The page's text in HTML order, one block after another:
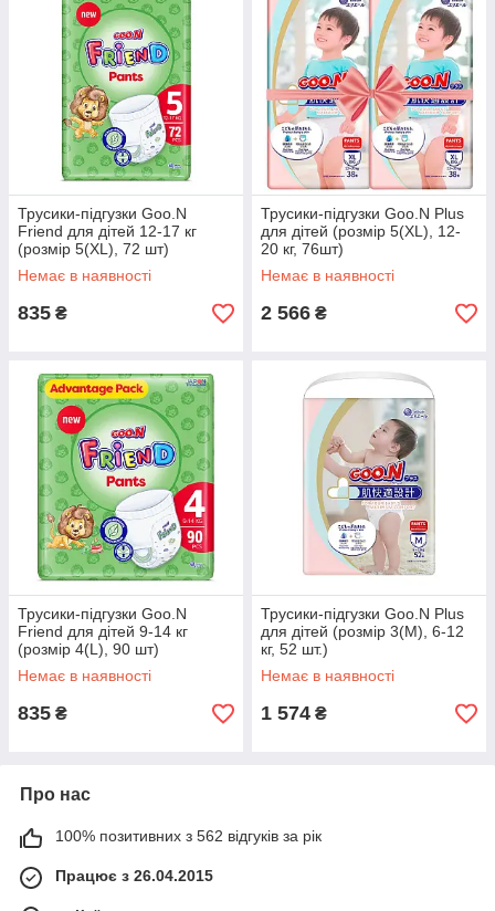
Трусики-підгузки Goo.N
Friend для дітей 12-17 кг
(розмір 5(XL), 72 шт)
Немає в наявності
835 ₴
Трусики-підгузки Goo.N Plus
для дітей (розмір 5(XL), 12-
20 кг, 76шт)
Немає в наявності
2 566 ₴
Трусики-підгузки Goo.N
Friend для дітей 9-14 кг
(розмір 4(L), 90 шт)
Немає в наявності
835 ₴
Трусики-підгузки Goo.N Plus
для дітей (розмір 3(M), 6-12
кг, 52 шт.)
Немає в наявності
1 574 ₴
Про нас
100% позитивних з 562 відгуків за рік
Працює з 26.04.2015